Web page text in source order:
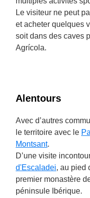
Le visiteur ne peut
et acheter quelques
soit dans des caves
Agrícola.
Alentours
Avec d’autres
le territoire avec le
Montsant.
D’une visite
d'Escaladei, au pied
premier monastère
péninsule Ibérique.